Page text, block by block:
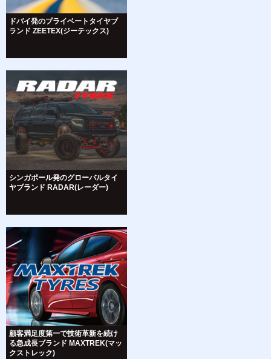
ドバイ発のプライベートタイヤブ
ランド ZEETEX(ジーテックス)
シンガポール発のグローバルタイ
ヤブランド RADAR(レーダー)
顧客満足度第一で技術革新を続け
る急成長ブランド MAXTREK(マッ
クストレック)